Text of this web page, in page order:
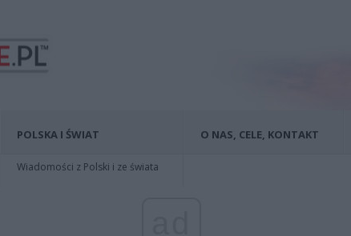
POLSKA I ŚWIAT
Wiadomości z Polski i ze świata
O NAS, CELE, KONTAKT